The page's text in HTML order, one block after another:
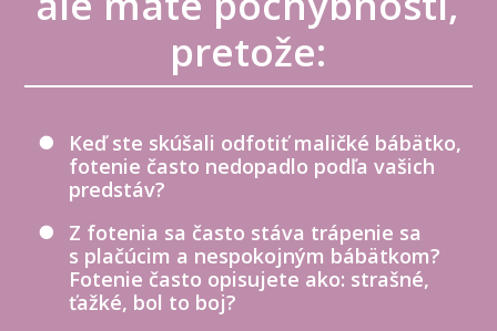
pretože:
Keď ste skúšali odfotiť maličké bábätko,
fotenie často nedopadlo podľa vašich
predstáv?
Z fotenia sa často stáva trápenie sa
s plačúcim a nespokojným bábätkom?
Fotenie často opisujete ako: strašné,
ťažké, bol to boj?